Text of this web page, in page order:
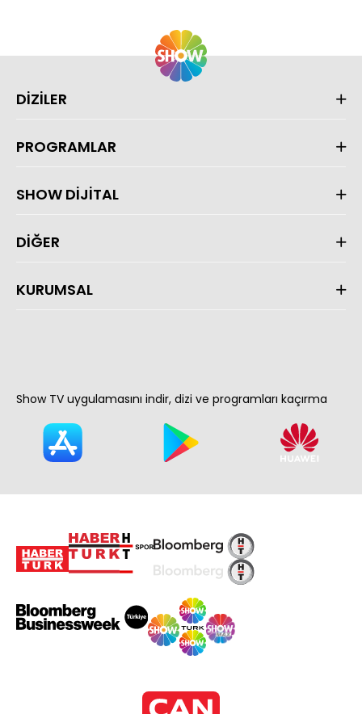
DİZİLER
PROGRAMLAR
SHOW DİJİTAL
DİĞER
KURUMSAL
Show TV uygulamasını indir, dizi ve programları kaçırma